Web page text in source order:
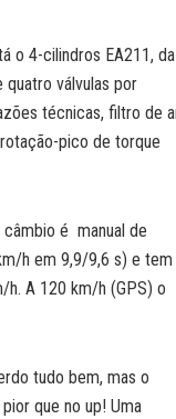
o 4-cilindros EA211, da
quatro válvulas por
técnicas, filtro de
pico de torque
é manual de
h em 9,9/9,6 s) e tem
h. A 120 km/h (GPS) o
tudo bem, mas o
que no up! Uma